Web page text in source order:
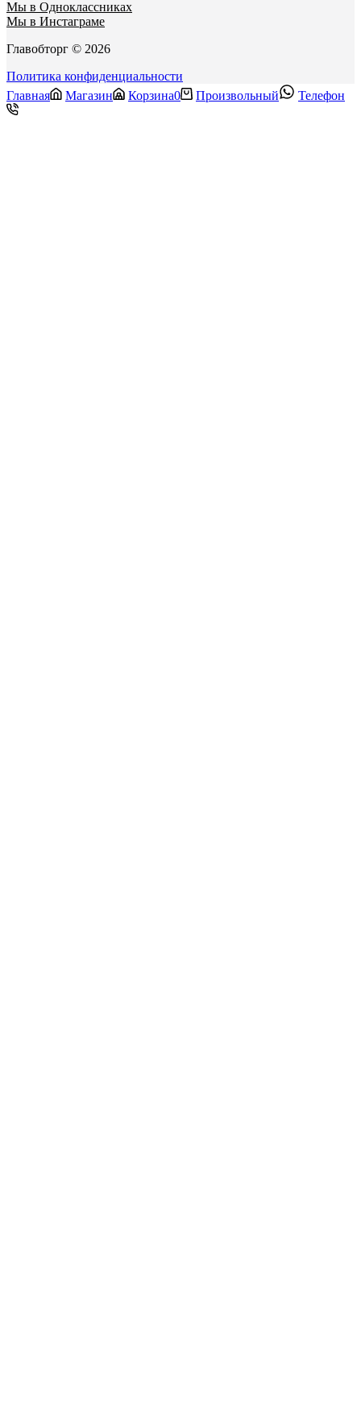
Мы в Одноклассниках
Мы в Инстаграме
Главобторг © 2026
Политика конфиденциальности
Главная
Магазин Корзина0 Произвольный Телефон